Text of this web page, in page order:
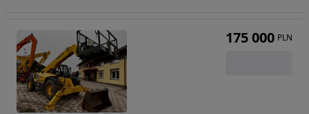
175 000 PLN